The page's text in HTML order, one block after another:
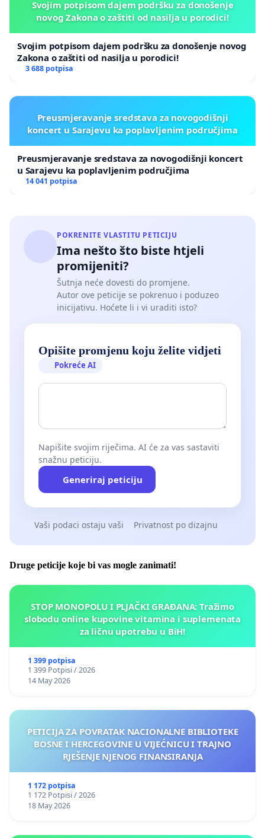
Svojim potpisom dajem podršku za donošenje
novog Zakona o zaštiti od nasilja u porodici!
Svojim potpisom dajem podršku za donošenje novog
Zakona o zaštiti od nasilja u porodici!
3 688 potpisa
Preusmjeravanje sredstava za novogodišnji
koncert u Sarajevu ka poplavljenim područjima
Preusmjeravanje sredstava za novogodišnji koncert
u Sarajevu ka poplavljenim područjima
14 041 potpisa
POKRENITE VLASTITU PETICIJU
Ima nešto što biste htjeli
promijeniti?
Šutnja neće dovesti do promjene.
Autor ove peticije se pokrenuo i poduzeo
inicijativu. Hoćete li i vi uraditi isto?
Opišite promjenu koju želite vidjeti
Pokreće AI
Napišite svojim riječima. AI će za vas sastaviti
snažnu peticiju.
Generiraj peticiju
Vaši podaci ostaju vaši Privatnost po dizajnu
Druge peticije koje bi vas mogle zanimati!
STOP MONOPOLU I PLJAČKI GRAĐANA: Tražimo
slobodu online kupovine vitamina i suplemenata
za ličnu upotrebu u BiH!
1 399 potpisa
1 399 Potpisi / 2026
14 May 2026
PETICIJA ZA POVRATAK NACIONALNE BIBLIOTEKE
BOSNE I HERCEGOVINE U VIJEĆNICU I TRAJNO
RJEŠENJE NJENOG FINANSIRANJA
1 172 potpisa
1 172 Potpisi / 2026
18 May 2026